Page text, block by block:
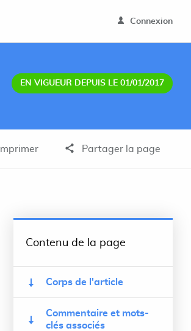
Connexion
EN VIGUEUR DEPUIS LE 01/01/2017
Imprimer Partager la page
Contenu de la page
Corps de l'article
Commentaire et mots-
clés associés